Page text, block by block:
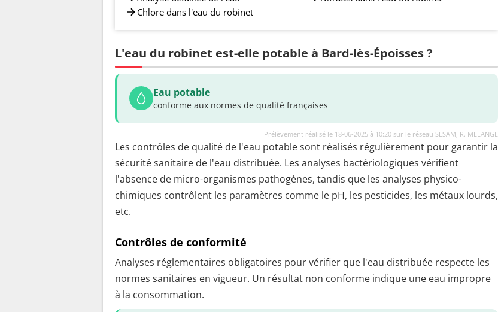
Chlore dans l'eau du robinet
L'eau du robinet est-elle potable à Bard-lès-Époisses ?
Eau potable
conforme aux normes de qualité françaises
Prélèvement réalisé le 18-06-2025 à 10:20 sur le réseau SESAM, R. MELANGE
Les contrôles de qualité de l'eau potable sont réalisés régulièrement pour garantir la
sécurité sanitaire de l'eau distribuée. Les analyses bactériologiques vérifient
l'absence de micro-organismes pathogènes, tandis que les analyses physico-
chimiques contrôlent les paramètres comme le pH, les pesticides, les métaux lourds,
etc.
Contrôles de conformité
Analyses réglementaires obligatoires pour vérifier que l'eau distribuée respecte les
normes sanitaires en vigueur. Un résultat non conforme indique une eau impropre
à la consommation.